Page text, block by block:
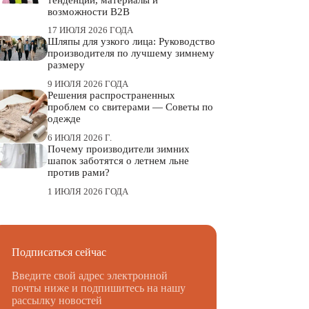
возможности B2B
17 ИЮЛЯ 2026 ГОДА
Шляпы для узкого лица: Руководство
производителя по лучшему зимнему
размеру
9 ИЮЛЯ 2026 ГОДА
Решения распространенных
проблем со свитерами — Советы по
одежде
6 ИЮЛЯ 2026 Г.
Почему производители зимних
шапок заботятся о летнем льне
против рами?
1 ИЮЛЯ 2026 ГОДА
Подписаться сейчас
Введите свой адрес электронной
почты ниже и подпишитесь на нашу
рассылку новостей